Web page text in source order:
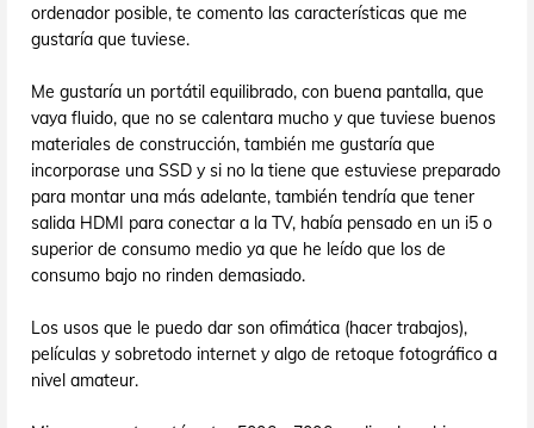
ordenador posible, te comento las características que me
gustaría que tuviese.
Me gustaría un portátil equilibrado, con buena pantalla, que
vaya fluido, que no se calentara mucho y que tuviese buenos
materiales de construcción, también me gustaría que
incorporase una SSD y si no la tiene que estuviese preparado
para montar una más adelante, también tendría que tener
salida HDMI para conectar a la TV, había pensado en un i5 o
superior de consumo medio ya que he leído que los de
consumo bajo no rinden demasiado.
Los usos que le puedo dar son ofimática (hacer trabajos),
películas y sobretodo internet y algo de retoque fotográfico a
nivel amateur.